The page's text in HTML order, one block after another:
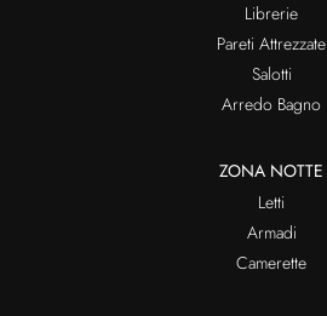
Librerie
Pareti Attrezzate
Salotti
Arredo Bagno
ZONA NOTTE
Letti
Armadi
Camerette